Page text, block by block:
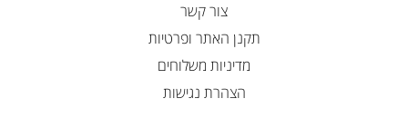
צור קשר
תקנן האתר ופרטיות
מדיניות משלוחים
הצהרת נגישות